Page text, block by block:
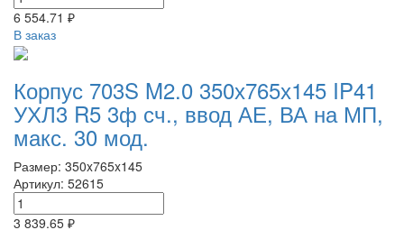
6 554.71 ₽
В заказ
Корпус 703S M2.0 350х765х145 IP41
УХЛ3 R5 3ф сч., ввод АЕ, ВА на МП,
макс. 30 мод.
Размер: 350x765x145
Артикул: 52615
3 839.65 ₽